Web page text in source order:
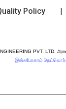
Policy |
PVT. LTD.
இன்ஃபோகாம் நெட்வொர்க்